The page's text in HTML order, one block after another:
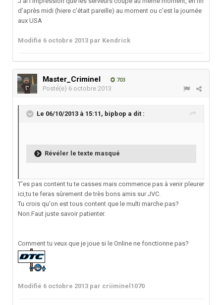
d’après midi (hiere c'était pareille) au moment ou c'est la journée
aux USA
Modifié 6 octobre 2013 par Kendrick
Master_Criminel 703
Posté(e) 6 octobre 2013
Le 06/10/2013 à 15:11, bipbop a dit :
Révéler le texte masqué
T'es pas content tu te casses mais commence pas à venir pleurer
ici,tu te feras sûrement de très bons amis sur JVC.
Tu crois qu'on est tous content que le multi marche pas?
Non.Faut juste savoir patienter.
Comment tu veux que je joue si le Online ne fonctionne pas?
Modifié 6 octobre 2013 par criiminel1070